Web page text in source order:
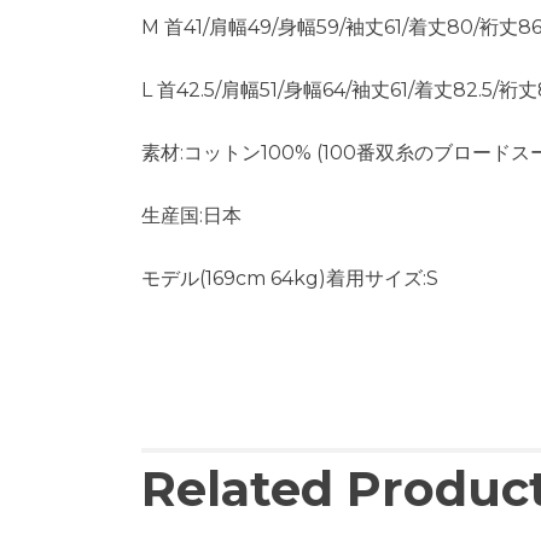
M 首41/肩幅49/身幅59/袖丈61/着丈80/裄丈
L 首42.5/肩幅51/身幅64/袖丈61/着丈82.5/裄
素材:コットン100% (100番双糸のブロードス
生産国:日本
モデル(169cm 64kg)着用サイズ:S
Related